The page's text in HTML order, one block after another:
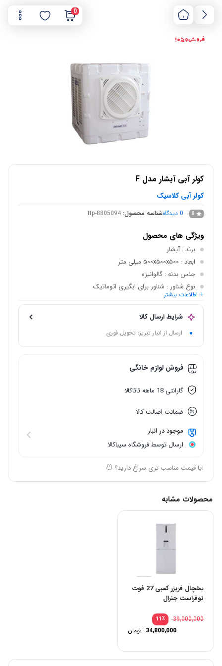
0
فروش ویژه !
کولر آبی آبشار مدل F
کولر آبی کلاسیک
0
0 دیدگاهشناسه محصول: ttp-8805094
ویژگی های محصول
برند : آبشار
ابعاد: ۵۰۰x۵۰۰x۵۰۰ میلی متر
جنس بدنه: گالوانیزه
نوع شناور : شناور برای ابگیری اتوماتیک
پمپ: برقی
برق مصرفی
: تک فاز
+ اطلاعات بیشتر
شرایط ارسال کالا
ارسال از انبار تبریز: تحویل فوری
فروش لوازم خانگی
گارانتی 18 ماهه تاتاکالا
ضمانت اصالت کالا
موجود در انبار
ارسال توسط فروشگاه سیباکالا
آیا قیمت مناسب تری سراغ دارید؟
محصولات مشابه
یخچال فریزر کمبی 27 فوت
نوفراست جنرال
٪11
39,000,000
34,800,000 تومان